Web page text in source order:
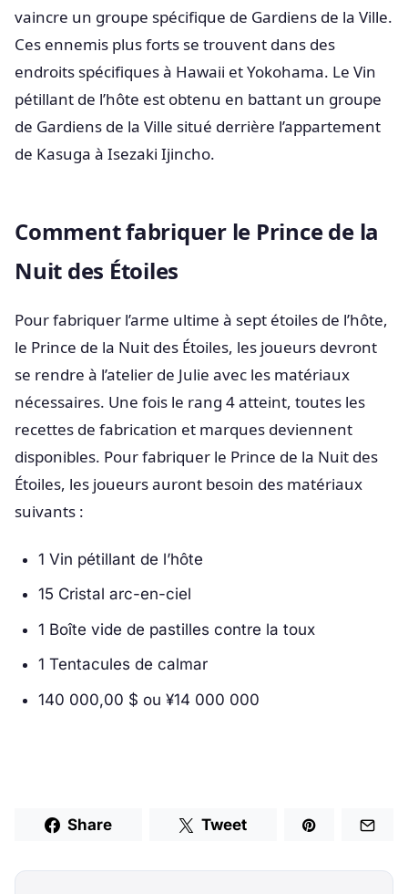
vaincre un groupe spécifique de Gardiens de la Ville.
Ces ennemis plus forts se trouvent dans des
endroits spécifiques à Hawaii et Yokohama. Le Vin
pétillant de l’hôte est obtenu en battant un groupe
de Gardiens de la Ville situé derrière l’appartement
de Kasuga à Isezaki Ijincho.
Comment fabriquer le Prince de la
Nuit des Étoiles
Pour fabriquer l’arme ultime à sept étoiles de l’hôte,
le Prince de la Nuit des Étoiles, les joueurs devront
se rendre à l’atelier de Julie avec les matériaux
nécessaires. Une fois le rang 4 atteint, toutes les
recettes de fabrication et marques deviennent
disponibles. Pour fabriquer le Prince de la Nuit des
Étoiles, les joueurs auront besoin des matériaux
suivants :
1 Vin pétillant de l’hôte
15 Cristal arc-en-ciel
1 Boîte vide de pastilles contre la toux
1 Tentacules de calmar
140 000,00 $ ou ¥14 000 000
Share Tweet